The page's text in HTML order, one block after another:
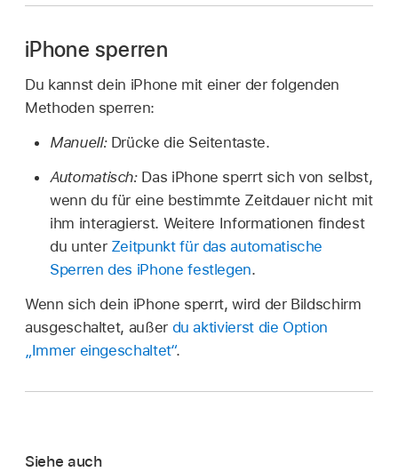
iPhone sperren
Du kannst dein iPhone mit einer der folgenden
Methoden sperren:
Manuell:Drücke die Seitentaste.
Automatisch:Das iPhone sperrt sich von selbst,
wenn du für eine bestimmte Zeitdauer nicht mit
ihm interagierst. Weitere Informationen findest
du unter Zeitpunkt für das automatische
Sperren des iPhone festlegen.
Wenn sich dein iPhone sperrt, wird der Bildschirm
ausgeschaltet, außer du aktivierst die Option
„Immer eingeschaltet“.
Siehe auch